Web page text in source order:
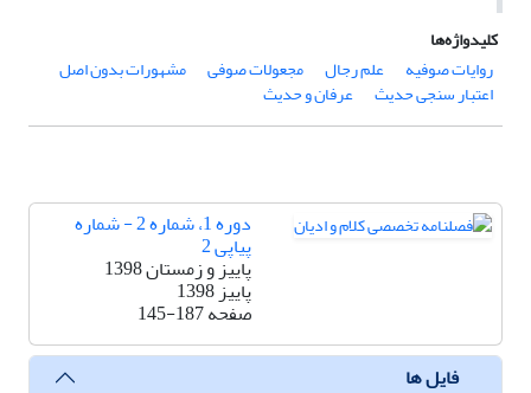
کلیدواژه‌ها
روایات صوفیه
علم رجال مجعولات صوفی مشهورات بدون اصل
اعتبار سنجی حدیث عرفان و حدیث
دوره 1، شماره 2 - شماره
پیاپی 2
پاییز و زمستان 1398
پاییز 1398
صفحه145-187
فایل ها